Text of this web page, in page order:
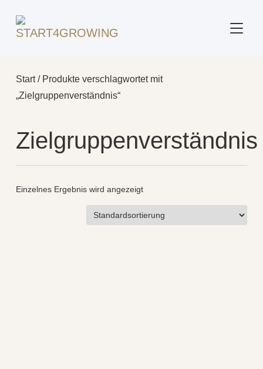
Start/ Produkte verschlagwortet mit
„Zielgruppenverständnis“
Zielgruppenverständnis
Einzelnes Ergebnis wird angezeigt